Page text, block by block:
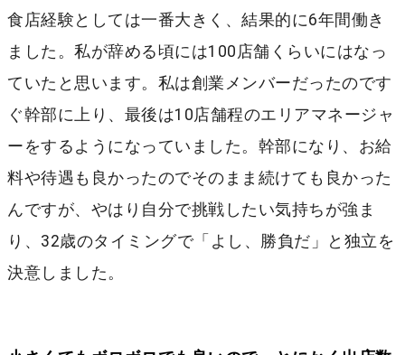
食店経験としては一番大きく、結果的に6年間働き
ました。私が辞める頃には100店舗くらいにはなっ
ていたと思います。私は創業メンバーだったのです
ぐ幹部に上り、最後は10店舗程のエリアマネージャ
ーをするようになっていました。幹部になり、お給
料や待遇も良かったのでそのまま続けても良かった
んですが、やはり自分で挑戦したい気持ちが強ま
り、32歳のタイミングで「よし、勝負だ」と独立を
決意しました。